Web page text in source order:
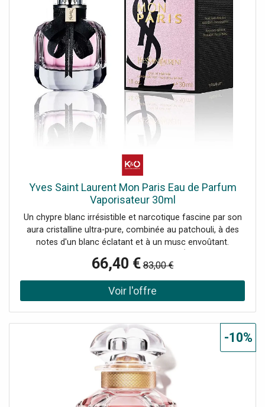
Yves Saint Laurent Mon Paris Eau de Parfum
Vaporisateur 30ml
Un chypre blanc irrésistible et narcotique fascine par son
aura cristalline ultra-pure, combinée au patchouli, à des
notes d'un blanc éclatant et à un musc envoûtant.
ÉLOIGNÉ DE TOUTE FLAMME, SOURCE D'ALLUMAGE OU
CORPS INCANDESCENT. NE PAS VAPORISER SUR UNE
PEAU IRRITÉE NI DANS LES YEUX. EN CAS DE CONTACT,
RINCER IMMÉDIATEMENT ET ABONDAMMENT AVEC DE
66,40 € 83,00 €
-10%